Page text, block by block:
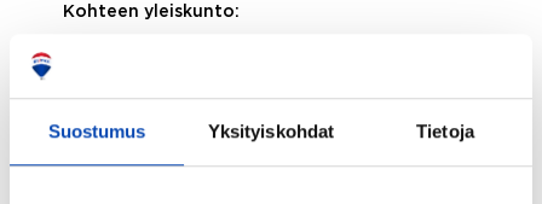
Suostumus Yksityiskohdat Tietoja
Kohteen yleiskunto: